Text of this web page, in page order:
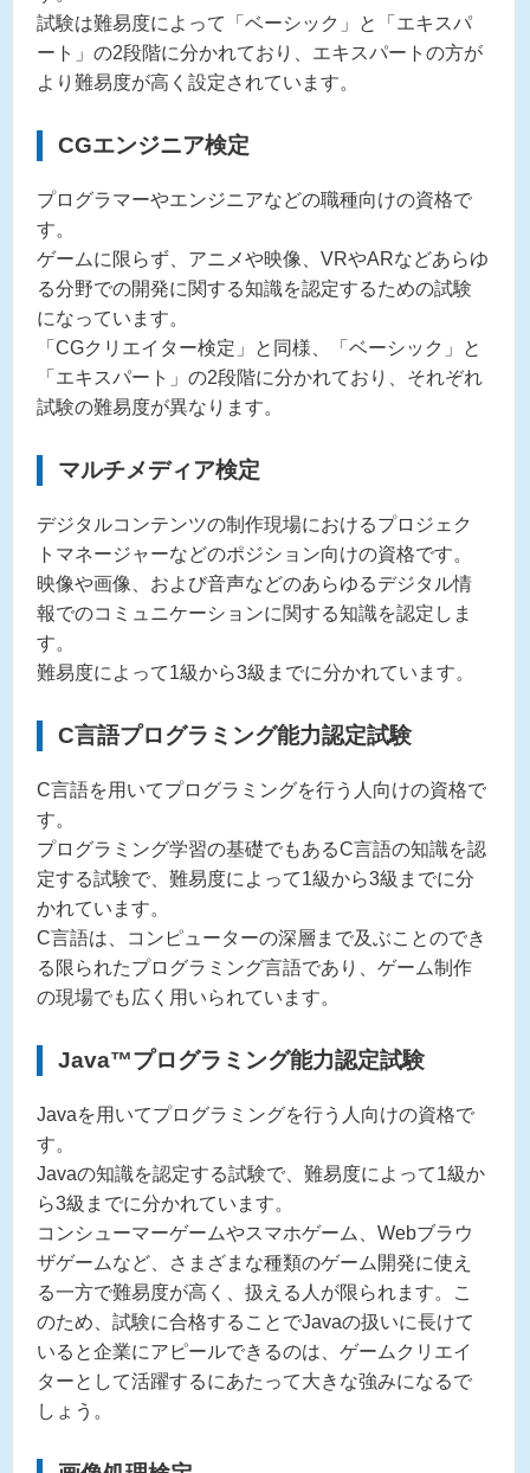
試験は難易度によって「ベーシック」と「エキスパ
ート」の2段階に分かれており、エキスパートの方が
より難易度が高く設定されています。
CGエンジニア検定
プログラマーやエンジニアなどの職種向けの資格で
す。
ゲームに限らず、アニメや映像、VRやARなどあらゆ
る分野での開発に関する知識を認定するための試験
になっています。
「CGクリエイター検定」と同様、「ベーシック」と
「エキスパート」の2段階に分かれており、それぞれ
試験の難易度が異なります。
マルチメディア検定
デジタルコンテンツの制作現場におけるプロジェク
トマネージャーなどのポジション向けの資格です。
映像や画像、および音声などのあらゆるデジタル情
報でのコミュニケーションに関する知識を認定しま
す。
難易度によって1級から3級までに分かれています。
C言語プログラミング能力認定試験
C言語を用いてプログラミングを行う人向けの資格で
す。
プログラミング学習の基礎でもあるC言語の知識を認
定する試験で、難易度によって1級から3級までに分
かれています。
C言語は、コンピューターの深層まで及ぶことのでき
る限られたプログラミング言語であり、ゲーム制作
の現場でも広く用いられています。
Java™プログラミング能力認定試験
Javaを用いてプログラミングを行う人向けの資格で
す。
Javaの知識を認定する試験で、難易度によって1級か
ら3級までに分かれています。
コンシューマーゲームやスマホゲーム、Webブラウ
ザゲームなど、さまざまな種類のゲーム開発に使え
る一方で難易度が高く、扱える人が限られます。こ
のため、試験に合格することでJavaの扱いに長けて
いると企業にアピールできるのは、ゲームクリエイ
ターとして活躍するにあたって大きな強みになるで
しょう。